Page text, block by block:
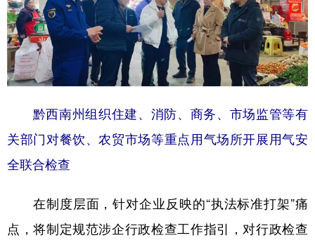
黔西南州组织住建、消防、商务、市场监管等有
关部门对餐饮、农贸市场等重点用气场所开展用气安
全联合检查
在制度层面，针对企业反映的“执法标准打架”痛
点，将制定规范涉企行政检查工作指引，对行政检查